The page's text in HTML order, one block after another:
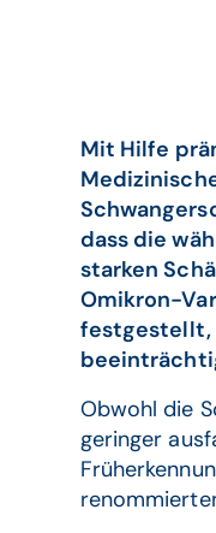
Mit Hilfe
dass die
starken
Omikron-
festgestellt,
Obwohl die
geringer